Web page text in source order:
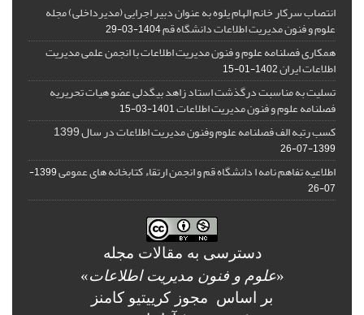
انتصاب سرکار خانم الهام یلوه به عنوان دبیر اجرایی (مدیرداخلی) مجله
علوم و فنون مدیریت اطلاعات دانشگاه قم1404-03-29
همکاری فصلنامه علوم و فنون مدیریت اطلاعات با انجمن علمی مدیریت
اطلاعات ایران1402-01-15
تسلیت به مناسبت درگذشت استاد زاهد بیگدلی عضو هیات تحریریه
فصلنامه علوم و فنون مدیریت اطلاعات1401-03-15
کسب رتبه الف فصلنامه علوم وفنون مدیریت اطلاعات در سال 1399
1399-07-26
اطلاعیه تفاهم نامه ا دانشگاه قم و انجمن ارتقاء کتابخانه های عمومی
1399-
07-26
دسترسی به مقالات مجله
«علوم و فنون مدیریت اطلاعات»
بر اساس مجوز کرییتیو کامنز